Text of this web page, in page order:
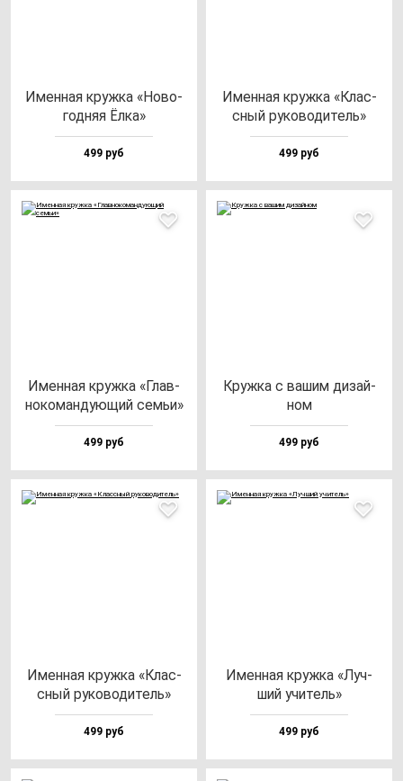
Имен­ная круж­ка «Ново­
год­няя Ёлка»
499 руб
Имен­ная круж­ка «Клас­
сный ру­ко­во­ди­тель»
499 руб
Имен­ная круж­ка «Глав­
но­ко­ман­ду­ющий семьи»
499 руб
Круж­ка с ва­шим ди­зай­
ном
499 руб
Имен­ная круж­ка «Клас­
сный ру­ко­во­ди­тель»
499 руб
Имен­ная круж­ка «Луч­
ший учи­тель»
499 руб